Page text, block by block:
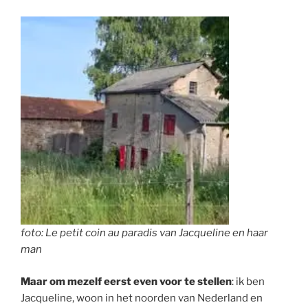
foto: Le petit coin au paradis van Jacqueline en haar
man
Maar om mezelf eerst even voor te stellen: ik ben
Jacqueline, woon in het noorden van Nederland en